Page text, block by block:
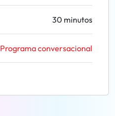
30 minutos
Programa conversacional